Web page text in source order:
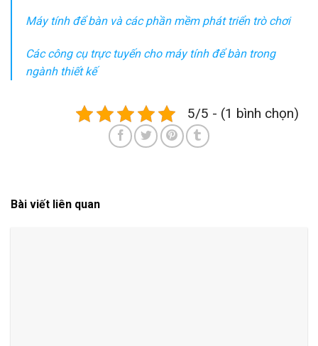
Máy tính để bàn và các phần mềm phát triển trò chơi
Các công cụ trực tuyến cho máy tính để bàn trong
ngành thiết kế
5/5 - (1 bình chọn)
Bài viết liên quan